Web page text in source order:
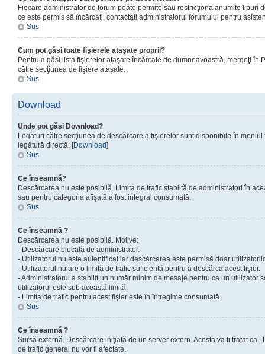
Fiecare administrator de forum poate permite sau restricţiona anumite tipuri
ce este permis sâ încărcaţi, contactaţi administratorul forumului pentru
Sus
Cum pot găsi toate fişierele ataşate proprii?
Pentru a găsi lista fişierelor ataşate încărcate de dumneavoastră, mergeţi în
către secţiunea de fişiere ataşate.
Sus
Download
Unde pot găsi Download?
Legături către secţiunea de descărcare a fişierelor sunt disponibile în
legătură directă: [Download]
Sus
Ce înseamnă?
Descărcarea nu este posibilă. Limita de trafic stabiltă de administratori în
sau pentru categoria afişată a fost integral consumată.
Sus
Ce înseamnă ?
Descărcarea nu este posibilă. Motive:
- Descărcare blocată de administrator.
- Utilizatorul nu este autentificat iar descărcarea este permisă doar
- Utilizatorul nu are o limită de trafic suficientă pentru a descărca acest fişier.
- Administratorul a stabilit un număr minim de mesaje pentru ca un utilizator
utilizatorul este sub această limită.
- Limita de trafic pentru acest fişier este în întregime consumată.
Sus
Ce înseamnă ?
Sursă externă. Descărcare iniţiată de un server extern. Acesta va fi tratat ca
de trafic general nu vor fi afectate.